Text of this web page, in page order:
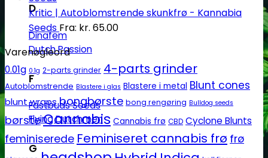
D
Dinafem
Dutch Passion
F
Fastbuds Seeds
Flying Dutchmen
G
Kritic | Autoblomstrende skunkfrø - Kannabia
Seeds Fra: kr. 65.00
Varenøgleord
0.01g 0.1g 2-parts grinder 4-parts grinder
Autoblomstrende Blastere i glas Blastere i metal Blunt cones
blunt wraps bongbørste bong rengøring Bulldog seeds
børsteCannabis Cannabis frø CBD Cyclone Blunts
feminiserede Feminiseret cannabis frø frø